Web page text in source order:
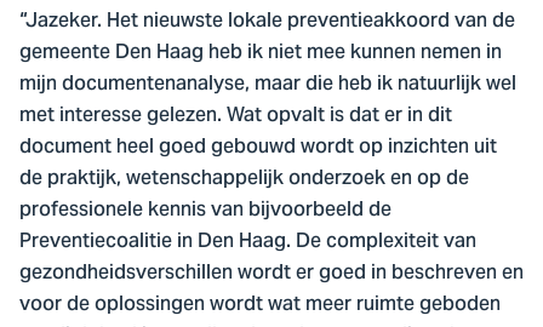
“Jazeker. Het nieuwste lokale preventieakkoord van de
gemeente Den Haag heb ik niet mee kunnen nemen in
mijn documentenanalyse, maar die heb ik natuurlijk wel
met interesse gelezen. Wat opvalt is dat er in dit
document heel goed gebouwd wordt op inzichten uit
de praktijk, wetenschappelijk onderzoek en op de
professionele kennis van bijvoorbeeld de
Preventiecoalitie in Den Haag. De complexiteit van
gezondheidsverschillen wordt er goed in beschreven en
voor de oplossingen wordt wat meer ruimte geboden